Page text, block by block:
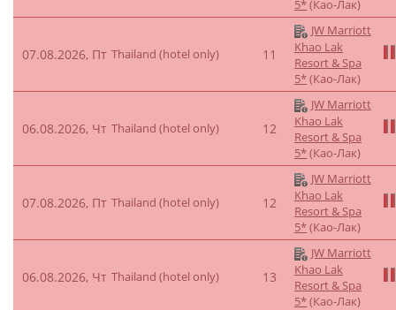
5*(Као-Лак)
07.08.2026, Пт Thailand (hotel only) 11
JW Marriott
Khao Lak
Resort & Spa
5*(Као-Лак)
06.08.2026, Чт Thailand (hotel only) 12
JW Marriott
Khao Lak
Resort & Spa
5*(Као-Лак)
07.08.2026, Пт Thailand (hotel only) 12
JW Marriott
Khao Lak
Resort & Spa
5*(Као-Лак)
06.08.2026, Чт Thailand (hotel only) 13
JW Marriott
Khao Lak
Resort & Spa
5*(Као-Лак)